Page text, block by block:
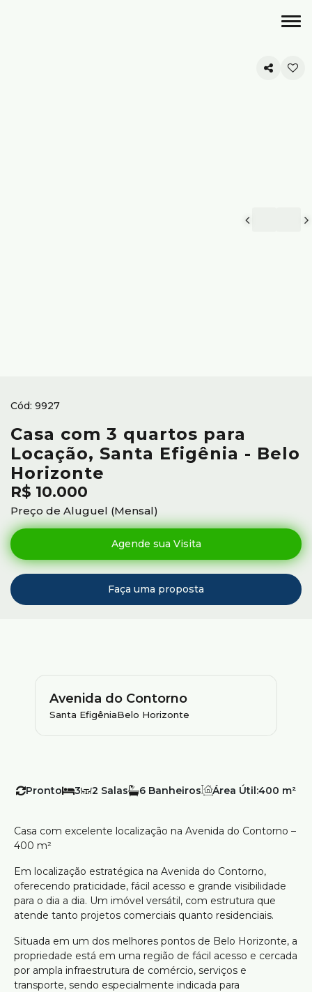
Casa com 3 quartos para
Locação, Santa Efigênia - Belo
Horizonte
R$ 10.000
Preço de Aluguel (Mensal)
9927
Avenida do Contorno
Santa EfigêniaBelo Horizonte
Pronto 3 2 6 Área Útil:400 m²
Casa com excelente localização na Avenida do Contorno –
400 m²
Em localização estratégica na Avenida do Contorno,
oferecendo praticidade, fácil acesso e grande visibilidade
para o dia a dia. Um imóvel versátil, com estrutura que
atende tanto projetos comerciais quanto residenciais.
Situada em um dos melhores pontos de Belo Horizonte, a
propriedade está em uma região de fácil acesso e cercada
por ampla infraestrutura de comércio, serviços e
transporte, sendo especialmente indicada para